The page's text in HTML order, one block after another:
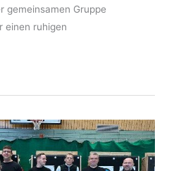
gemeinsamen Gruppe
einen ruhigen